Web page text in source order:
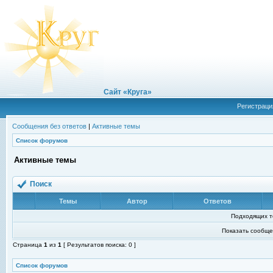
Сайт «Круга»
Сообщения без ответов | Активные темы
Список форумов
Активные темы
Поиск
Темы Автор Ответов
Подходящих
Показать
Страница 1 из 1 [ Результатов поиска: 0 ]
Список форумов